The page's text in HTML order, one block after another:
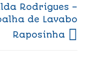
Rodrigues –
de Lavabo
Raposinha